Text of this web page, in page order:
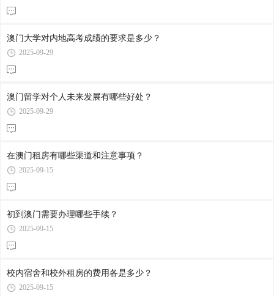
澳门大学对内地高考成绩的要求是多少？
2025-09-29
澳门留学对个人未来发展有哪些好处？
2025-09-29
在澳门租房有哪些渠道和注意事项？
2025-09-15
初到澳门需要办理哪些手续？
2025-09-15
校内宿舍和校外租房的费用各是多少？
2025-09-15